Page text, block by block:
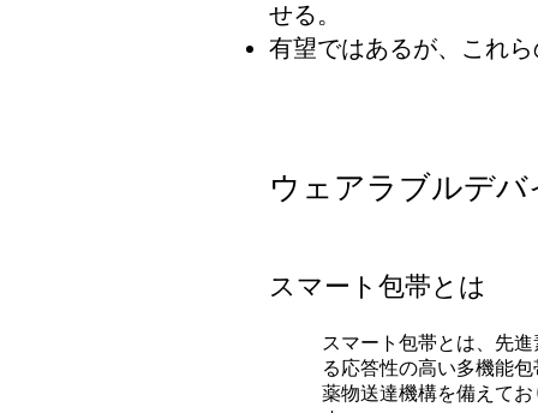
せる。
有望ではあるが、これ
ウェアラブルデ
スマート包帯とは
スマート包帯とは、先
る応答性の高い多機能
薬物送達機構を備えて